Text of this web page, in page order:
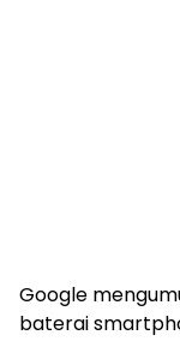
Google
baterai